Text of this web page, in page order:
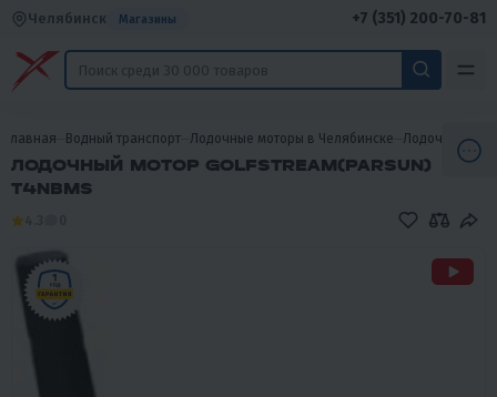
Челябинск Магазины +7 (351) 200-70-81
Главная Водный транспорт Лодочные моторы в Челябинске Лодочные
ЛОДОЧНЫЙ МОТОР GOLFSTREAM(PARSUN)
T4NBMS